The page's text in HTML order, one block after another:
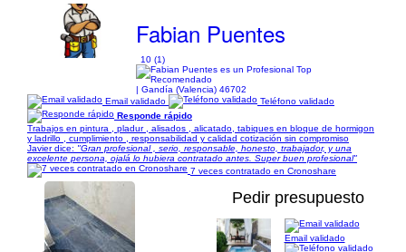
Fabian Puentes
10 (1)
| Gandía (Valencia) 46702
Email validado
Teléfono validado
Responde rápido
Trabajos en pintura , pladur , alisados , alicatado, tabiques en bloque de hormigon
y ladrillo , cumplimiento , responsabilidad y calidad cotización sin compromiso
Javier dice: "Gran profesional , serio, responsable, honesto, trabajador, y una
excelente persona, ojalá lo hubiera contratado antes. Super buen profesional"
7 veces contratado en Cronoshare
Pedir presupuesto
Email validado